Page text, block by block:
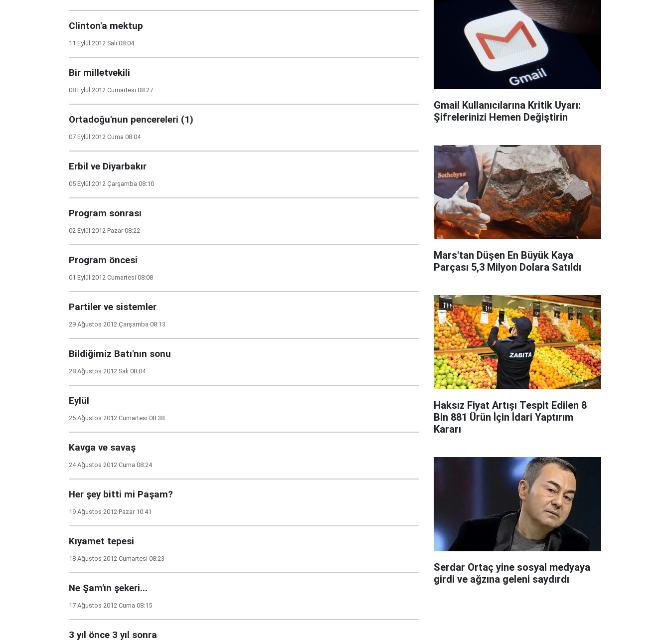
Clinton'a mektup
11 Eylül 2012 Salı 08:04
Bir milletvekili
08 Eylül 2012 Cumartesi 08:27
Ortadoğu'nun pencereleri (1)
07 Eylül 2012 Cuma 08:04
Erbil ve Diyarbakır
05 Eylül 2012 Çarşamba 08:10
Program sonrası
02 Eylül 2012 Pazar 08:22
Program öncesi
01 Eylül 2012 Cumartesi 08:08
Partiler ve sistemler
29 Ağustos 2012 Çarşamba 08:13
Bildiğimiz Batı'nın sonu
28 Ağustos 2012 Salı 08:04
Eylül
25 Ağustos 2012 Cumartesi 08:38
Kavga ve savaş
24 Ağustos 2012 Cuma 08:24
Her şey bitti mi Paşam?
19 Ağustos 2012 Pazar 10:41
Kıyamet tepesi
18 Ağustos 2012 Cumartesi 08:23
Ne Şam'ın şekeri...
17 Ağustos 2012 Cuma 08:15
3 yıl önce 3 yıl sonra
Gmail Kullanıcılarına Kritik Uyarı:
Şifrelerinizi Hemen Değiştirin
Mars'tan Düşen En Büyük Kaya
Parçası 5,3 Milyon Dolara Satıldı
Haksız Fiyat Artışı Tespit Edilen 8
Bin 881 Ürün İçin İdari Yaptırım
Kararı
Serdar Ortaç yine sosyal medyaya
girdi ve ağzına geleni saydırdı